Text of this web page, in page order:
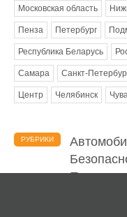
Московская область
Пенза Петербург
Республика Беларусь
Самара Санкт-
Центр Челябинск
РУБРИКИ
Помощь